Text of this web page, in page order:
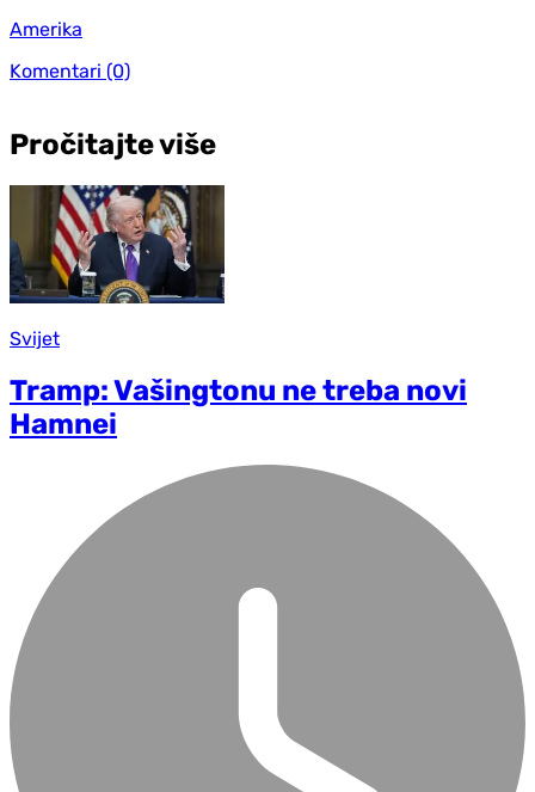
Amerika
Komentari (0)
Pročitajte više
Svijet
Tramp: Vašingtonu ne treba novi
Hamnei